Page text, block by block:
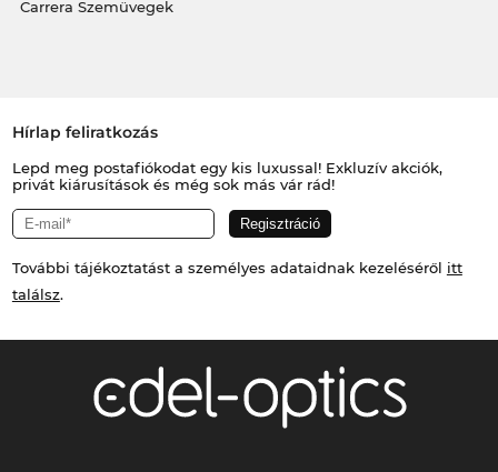
Carrera Szemüvegek
Hírlap feliratkozás
Lepd meg postafiókodat egy kis luxussal! Exkluzív akciók,
privát kiárusítások és még sok más vár rád!
További tájékoztatást a személyes adataidnak kezeléséről itt
találsz.